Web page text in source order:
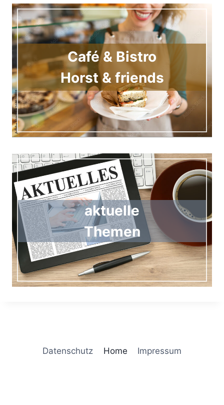
Café & Bistro
Horst & friends
aktuelle
Themen
Datenschutz Home Impressum